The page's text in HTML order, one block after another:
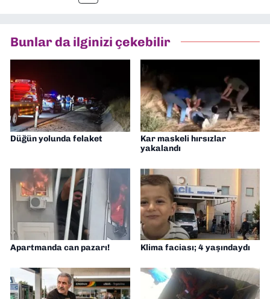
müdürü olarak görev yaptım. Ayrıca Yeni
Gazetesi'nde editörlük yapıyorum
Bunlar da ilginizi çekebilir
Düğün yolunda felaket
Kar maskeli hırsızlar
yakalandı
Apartmanda can pazarı! Klima faciası; 4 yaşındaydı